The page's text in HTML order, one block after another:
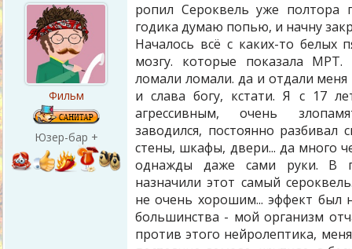
Фильм
Юзер-бар +
ропил Сероквель уже полтора
годика думаю попью, и начну
Началось всё с каких-то белых
мозгу. которые показала МРТ.
ломали ломали. да и отдали меня
и слава богу, кстати. Я с 17
агрессивным, очень
заводился, постоянно разбивал
стены, шкафы, двери... да много
однажды даже сами руки. В
назначили этот самый
не очень хорошим... эффект был
большинства - мой организм
против этого нейролептика,